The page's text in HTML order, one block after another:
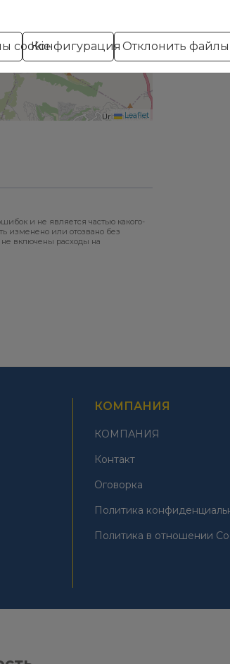
Leaflet
и не является частью какого-
изменено или отозвано без
включены расходы на
КОМПАНИЯ
КОМПАНИЯ
Контакт
Оговорка
Политика
Политика в отношении
cookieКонфигурация Отклонить файлы